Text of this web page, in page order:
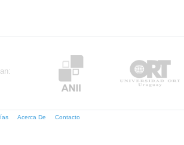
Acerca De Contacto